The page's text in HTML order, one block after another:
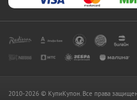
2010-2026 © КупиКупон. Все права